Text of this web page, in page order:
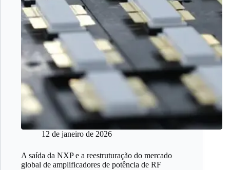
12 de janeiro de 2026
A saída da NXP e a reestruturação do mercado
global de amplificadores de potência de RF